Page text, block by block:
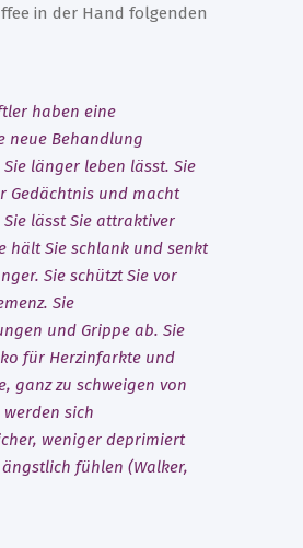
in der Hand folgenden
haben eine
neue Behandlung
länger leben lässt. Sie
Gedächtnis und macht
Sie lässt Sie attraktiver
hält Sie schlank und senkt
Sie schützt Sie vor
Sie
und Grippe ab. Sie
für Herzinfarkte und
ganz zu schweigen von
werden sich
weniger deprimiert
fühlen (Walker,